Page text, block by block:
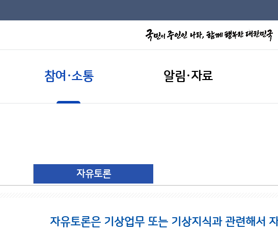
참여·소통 알림·자료
자유토론
자유토론은 기상업무 또는 기상지식과 관련해서